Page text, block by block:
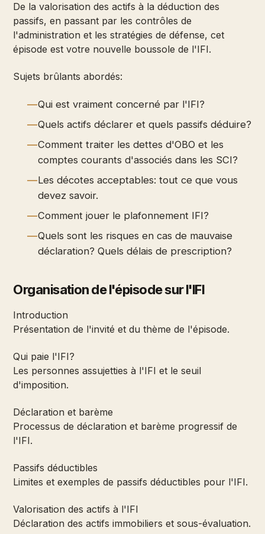
De la valorisation des actifs à la déduction des
passifs, en passant par les contrôles de
l'administration et les stratégies de défense, cet
épisode est votre nouvelle boussole de l'IFI.
Sujets brûlants abordés:
Qui est vraiment concerné par l'IFI?
Quels actifs déclarer et quels passifs déduire?
Comment traiter les dettes d'OBO et les
comptes courants d'associés dans les SCI?
Les décotes acceptables: tout ce que vous
devez savoir.
Comment jouer le plafonnement IFI?
Quels sont les risques en cas de mauvaise
déclaration? Quels délais de prescription?
Organisation de l'épisode sur l'IFI
Introduction
Présentation de l'invité et du thème de l'épisode.
Qui paie l'IFI?
Les personnes assujetties à l'IFI et le seuil
d'imposition.
Déclaration et barème
Processus de déclaration et barème progressif de
l'IFI.
Passifs déductibles
Limites et exemples de passifs déductibles pour l'IFI.
Valorisation des actifs à l'IFI
Déclaration des actifs immobiliers et sous-évaluation.